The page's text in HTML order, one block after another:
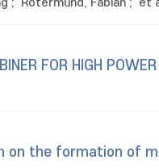
; Rotermund, Fabian ; et
FOR HIGH
on the formation of